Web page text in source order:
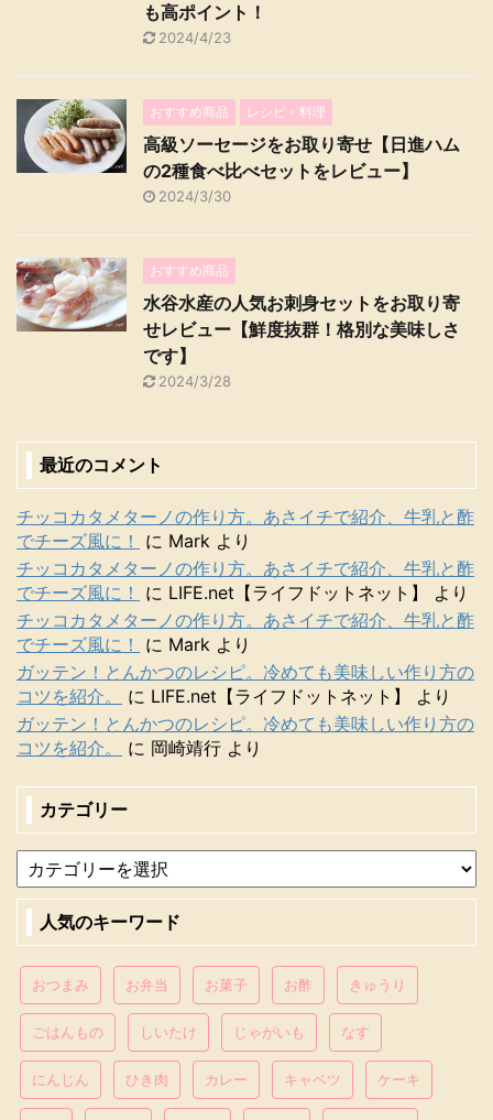
も高ポイント！
2024/4/23
おすすめ商品 レシピ・料理
高級ソーセージをお取り寄せ【日進ハム
の2種食べ比べセットをレビュー】
2024/3/30
おすすめ商品
水谷水産の人気お刺身セットをお取り寄
せレビュー【鮮度抜群！格別な美味しさ
です】
2024/3/28
最近のコメント
チッコカタメターノの作り方。あさイチで紹介、牛乳と酢
でチーズ風に！
に Mark より
チッコカタメターノの作り方。あさイチで紹介、牛乳と酢
でチーズ風に！
に LIFE.net【ライフドットネット】
より
チッコカタメターノの作り方。あさイチで紹介、牛乳と酢
でチーズ風に！
に Mark より
ガッテン！とんかつのレシピ。冷めても美味しい作り方の
コツを紹介。
に LIFE.net【ライフドットネット】
より
ガッテン！とんかつのレシピ。冷めても美味しい作り方の
コツを紹介。
に 岡崎靖行 より
カテゴリー
人気のキーワード
おつまみ お弁当 お菓子 お酢 きゅうり
ごはんもの しいたけ じゃがいも なす
にんじん ひき肉 カレー キャベツ ケーキ